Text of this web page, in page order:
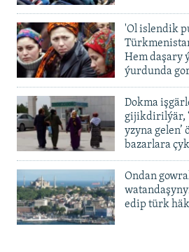
'Ol islendik
Hem daşary
ýurdunda
Dokma
gijikdirilýär,
yzyna
bazarlara
Ondan
edip türk